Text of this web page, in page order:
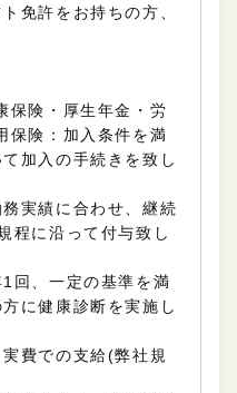
免許をお持ちの方、
保険・厚生年金・労
保険：加入条件を満
加入の手続きを致し
務実績に合わせ、継続
程に沿って付与致し
1回、一定の基準を満
に健康診断を実施し
実費での支給(弊社規